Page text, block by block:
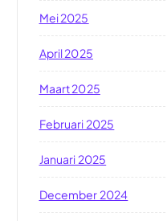
Mei 2025
April 2025
Maart 2025
Februari 2025
Januari 2025
December 2024